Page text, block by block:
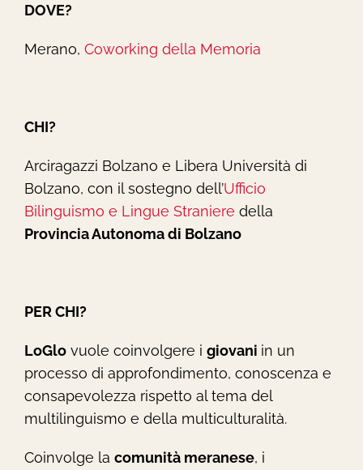
DOVE?
Merano, Coworking della Memoria
CHI?
Arciragazzi Bolzano e Libera Università di
Bolzano, con il sostegno dell’Ufficio
Bilinguismo e Lingue Straniere della
Provincia Autonoma di Bolzano
PER CHI?
LoGlovuole coinvolgere i giovani in un
processo di approfondimento, conoscenza e
consapevolezza rispetto al tema del
multilinguismo e della multiculturalità.
Coinvolge la comunità meranese, i